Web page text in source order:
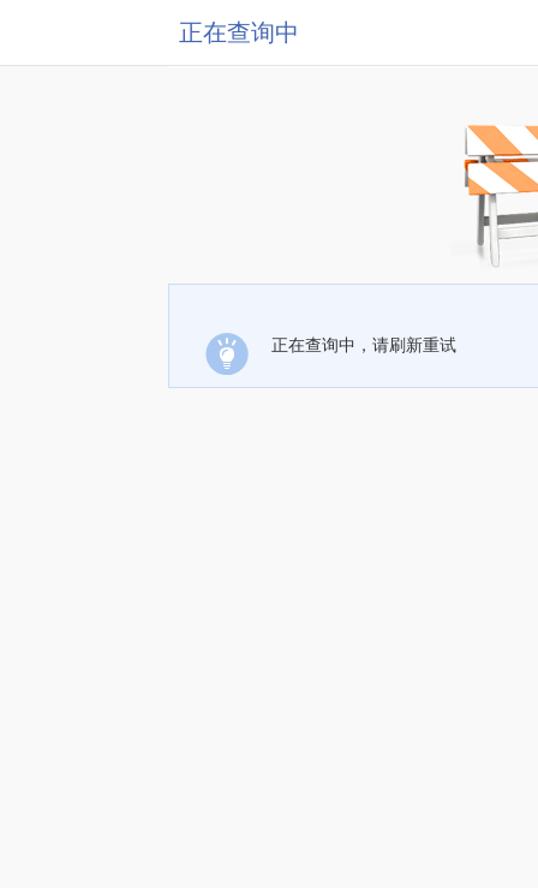
正在查询中
正在查询中，请刷新重试